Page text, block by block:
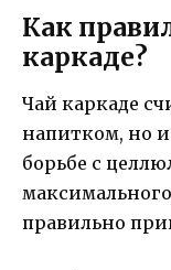
Как
каркаде?
Чай каркаде
напитком, но
борьбе с
правильно